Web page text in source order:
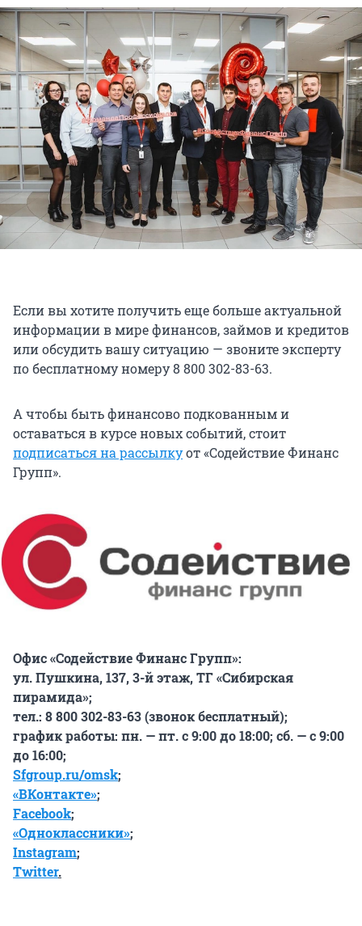
Если вы хотите получить еще больше актуальной
информации в мире финансов, займов и кредитов
или обсудить вашу ситуацию — звоните эксперту
по бесплатному номеру 8 800 302-83-63.
А чтобы быть финансово подкованным и
оставаться в курсе новых событий, стоит
подписаться на рассылкуот «Содействие Финанс
Групп».
Офис «Содействие Финанс Групп»:
ул. Пушкина, 137, 3-й этаж, ТГ «Сибирская
пирамида»;
тел.: 8 800 302-83-63 (звонок бесплатный);
график работы: пн. — пт. с 9:00 до 18:00; сб. — с 9:00
до 16:00;
Sfgroup.ru/omsk;
«ВКонтакте»;
Facebook;
«Одноклассники»;
Instagram;
Twitter.